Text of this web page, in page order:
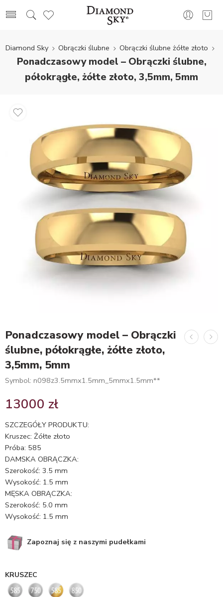
Diamond Sky Obrączki ślubne Obrączki ślubne żółte złoto
Ponadczasowy model – Obrączki ślubne,
półokrągłe, żółte złoto, 3,5mm, 5mm
Ponadczasowy model – Obrączki
ślubne, półokrągłe, żółte złoto,
3,5mm, 5mm
Symbol: n098z3.5mmx1.5mm_5mmx1.5mm**
13000 zł
SZCZEGÓŁY PRODUKTU:
Kruszec: Żółte złoto
Próba: 585
DAMSKA OBRĄCZKA:
Szerokość: 3.5 mm
Wysokość: 1.5 mm
MĘSKA OBRĄCZKA:
Szerokość: 5.0 mm
Wysokość: 1.5 mm
Zapoznaj się z naszymi pudełkami
KRUSZEC